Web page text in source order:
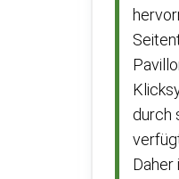
durch
Daher